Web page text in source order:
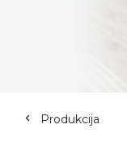
Produkcija